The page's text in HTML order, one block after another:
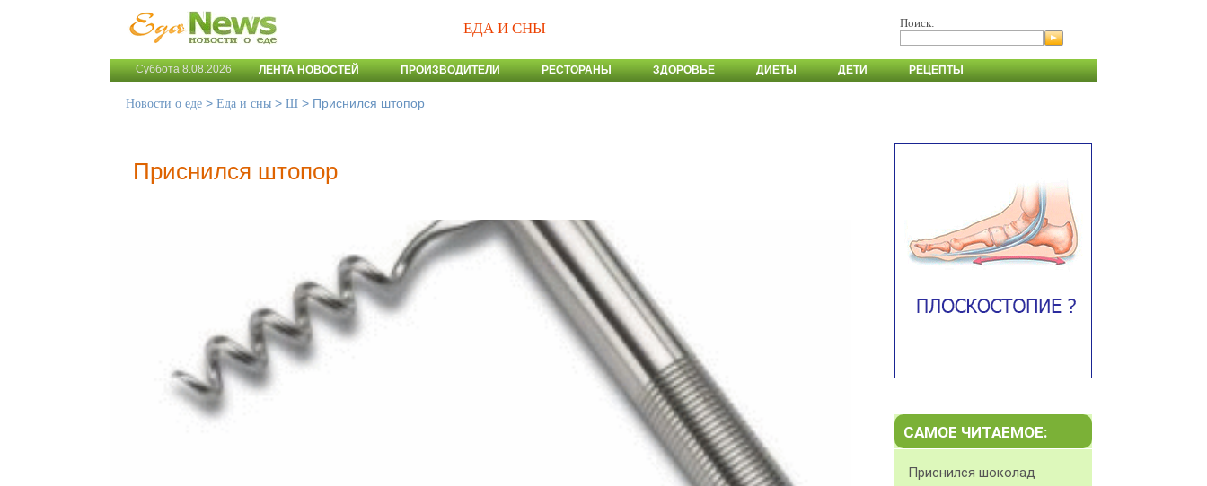
ЕДА И СНЫ Поиск:
Суббота 8.08.2026 ЛЕНТА НОВОСТЕЙ ПРОИЗВОДИТЕЛИ РЕСТОРАНЫ ЗДОРОВЬЕ ДИЕТЫ ДЕТИ РЕЦЕПТЫ
Новости о еде > Еда и сны > Ш > Приснился штопор
Приснился штопор
САМОЕ ЧИТАЕМОЕ:
Приснился шоколад